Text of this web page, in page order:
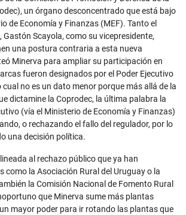
un órgano desconcentrado que está bajo
de Economía y Finanzas (MEF). Tanto el
Gastón Scayola, como su vicepresidente,
una postura contraria a esta nueva
Minerva para ampliar su participación en
fueron designados por el Poder Ejecutivo
cual no es un dato menor porque más allá de la
dictamine la Coprodec, la última palabra la
(vía el Ministerio de Economía y Finanzas)
o rechazando el fallo del regulador, por lo
una decisión política.
al rechazo público que ya han
como la Asociación Rural del Uruguay o la
la Comisión Nacional de Fomento Rural
que Minerva sume más plantas
mayor poder para ir rotando las plantas que